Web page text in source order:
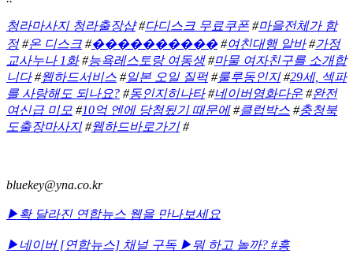
청라마사지 청라출장샵#다디스크 무료쿠폰#마을전체가 함
정#온 디스크 #����������#여친대행 알바#가정
교사누나 1화#능욕레스토랑 여동생#마물 여자친구를 소개합
니다#웹하드서비스 #일본 오일 질퍽#룰루동인지#29세, 섹파
를 사랑해도 되나요? #동인지히나타#네이버영화다운 #완전
여신급 미모 #10억 엔에 당첨됬기 때문에#클럽박스 #충청북
도출장마사지#웹하드바로가기#
bluekey@yna.co.kr
▶확 달라진 연합뉴스 웹을 만나보세요
▶네이버 [연합뉴스] 채널 구독 ▶뭐 하고 놀까? #흥